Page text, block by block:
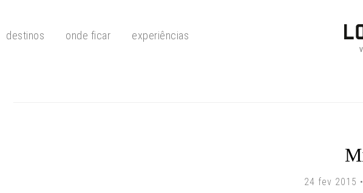
destinos onde ficar experiências
24 fev 2015